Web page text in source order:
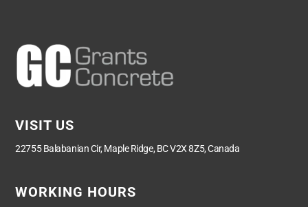
VISIT US
22755 Balabanian Cir, Maple Ridge, BC V2X 8Z5, Canada
WORKING HOURS